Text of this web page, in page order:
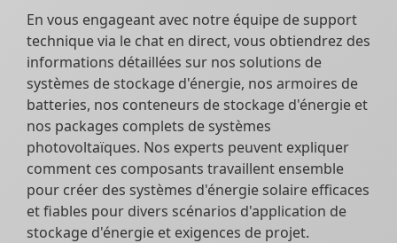
En vous engageant avec notre équipe de support
technique via le chat en direct, vous obtiendrez des
informations détaillées sur nos solutions de
systèmes de stockage d'énergie, nos armoires de
batteries, nos conteneurs de stockage d'énergie et
nos packages complets de systèmes
photovoltaïques. Nos experts peuvent expliquer
comment ces composants travaillent ensemble
pour créer des systèmes d'énergie solaire efficaces
et fiables pour divers scénarios d'application de
stockage d'énergie et exigences de projet.